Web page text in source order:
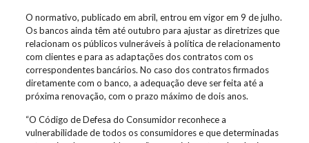
O normativo, publicado em abril, entrou em vigor em 9 de julho.
Os bancos ainda têm até outubro para ajustar as diretrizes que
relacionam os públicos vulneráveis à política de relacionamento
com clientes e para as adaptações dos contratos com os
correspondentes bancários. No caso dos contratos firmados
diretamente com o banco, a adequação deve ser feita até a
próxima renovação, com o prazo máximo de dois anos.
“O Código de Defesa do Consumidor reconhece a
vulnerabilidade de todos os consumidores e que determinadas